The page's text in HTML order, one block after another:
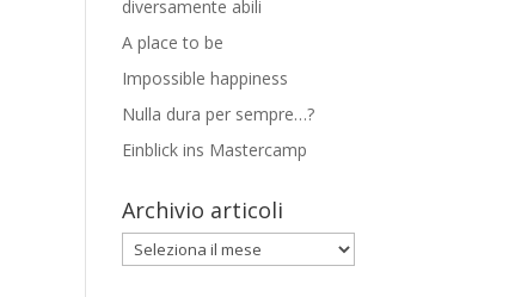
diversamente abili
A place to be
Impossible happiness
Nulla dura per sempre…?
Einblick ins Mastercamp
Archivio articoli
Archivio
articoli